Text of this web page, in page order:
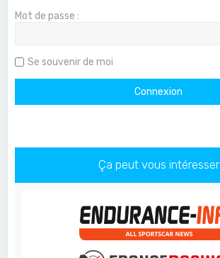
Mot de passe :
Se souvenir de moi
Ça peut vous intéresser